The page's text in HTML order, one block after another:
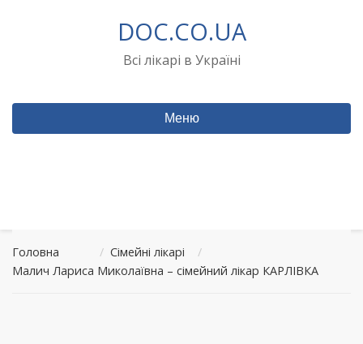
DOC.CO.UA
Всі лікарі в Україні
Меню
Головна / Сімейні лікарі
/
Малич Лариса Миколаївна – сімейний лікар КАРЛІВКА